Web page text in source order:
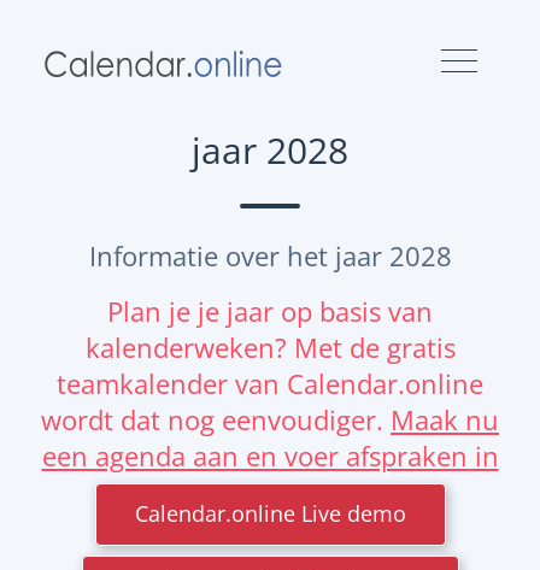
jaar 2028
Informatie over het jaar 2028
Plan je je jaar op basis van
kalenderweken? Met de gratis
teamkalender van Calendar.online
wordt dat nog eenvoudiger. Maak nu
een agenda aan en voer afspraken in
Calendar.online Live demo